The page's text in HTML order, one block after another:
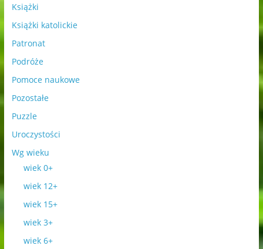
Książki
Książki katolickie
Patronat
Podróże
Pomoce naukowe
Pozostałe
Puzzle
Uroczystości
Wg wieku
wiek 0+
wiek 12+
wiek 15+
wiek 3+
wiek 6+